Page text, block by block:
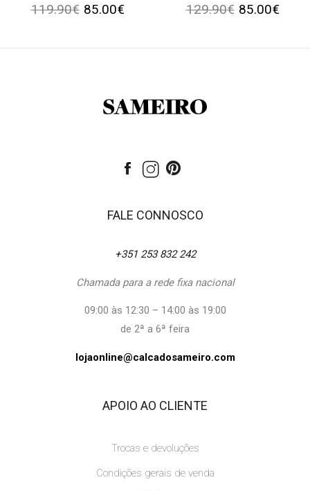
119.90€ 85.00€ 129.90€ 85.00€
FALE CONNOSCO
+351 253 832 242
Chamada para a rede fixa nacional
09:00 às 12:30 – 14:00 às 19:00
de 2ª a 6ª feira
lojaonline@calcadosameiro.com
APOIO AO CLIENTE
Trocas e devoluções
Condições gerais de venda